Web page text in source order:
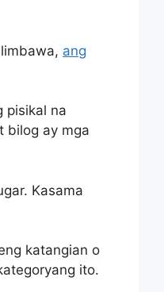
ang
pisikal na
bilog ay mga
Kasama
katangian o
ito.